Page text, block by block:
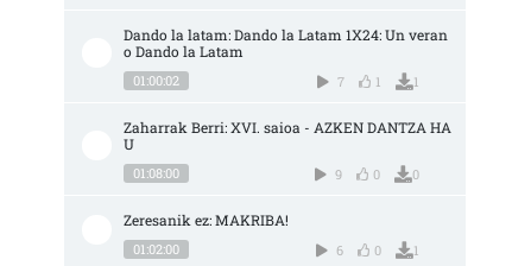
Dando la latam: Dando la Latam 1X24: Un veran
o Dando la Latam
01:00:02 7 1 1
Zaharrak Berri: XVI. saioa - AZKEN DANTZA HA
U
01:08:00 9 0 0
Zeresanik ez: MAKRIBA!
01:02:00 6 0 1